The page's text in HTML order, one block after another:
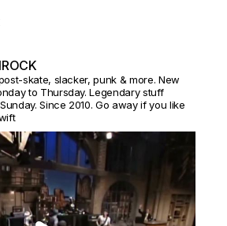
skate, slacker, punk & more. New
to Thursday. Legendary stuff
Since 2010. Go away if you like